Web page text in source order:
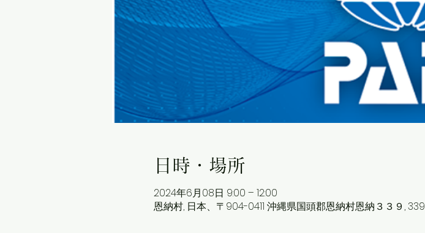
日時・場所
2024年6月08日 9:00 – 12:00
恩納村, 日本、〒904-0411 沖縄県国頭郡恩納村恩納３３９, 339